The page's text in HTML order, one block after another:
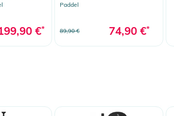
€*
Paddel
89,90 € 74,90 €*